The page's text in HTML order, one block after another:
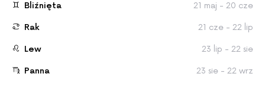
Bliźnięta 21 maj - 20 cze
Rak 21 cze - 22 lip
Lew 23 lip - 22 sie
Panna 23 sie - 22 wrz